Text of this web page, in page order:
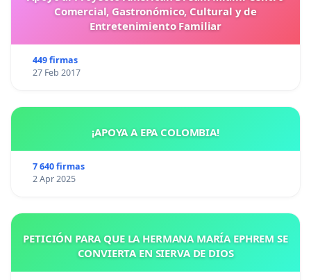
Comercial, Gastronómico, Cultural y de
Entretenimiento Familiar
449 firmas
27 Feb 2017
¡APOYA A EPA COLOMBIA!
7 640 firmas
2 Apr 2025
PETICIÓN PARA QUE LA HERMANA MARÍA EPHREM SE
CONVIERTA EN SIERVA DE DIOS